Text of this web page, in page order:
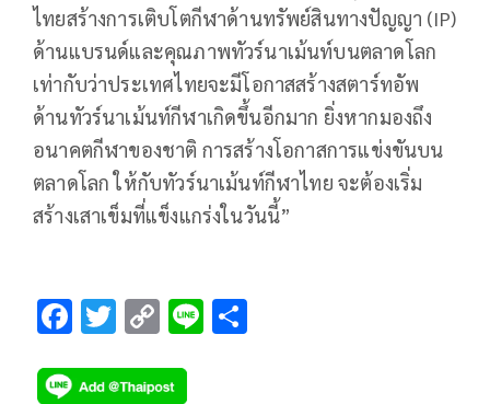
ไทยสร้างการเติบโตกีฬาด้านทรัพย์สินทางปัญญา (IP)
ด้านแบรนด์และคุณภาพทัวร์นาเม้นท์บนตลาดโลก
เท่ากับว่าประเทศไทยจะมีโอกาสสร้างสตาร์ทอัพ
ด้านทัวร์นาเม้นท์กีฬาเกิดขึ้นอีกมาก ยิ่งหากมองถึง
อนาคตกีฬาของชาติ การสร้างโอกาสการแข่งขันบน
ตลาดโลก ให้กับทัวร์นาเม้นท์กีฬาไทย จะต้องเริ่ม
สร้างเสาเข็มที่แข็งแกร่งในวันนี้”
F
e
T
tt
C
p
Li